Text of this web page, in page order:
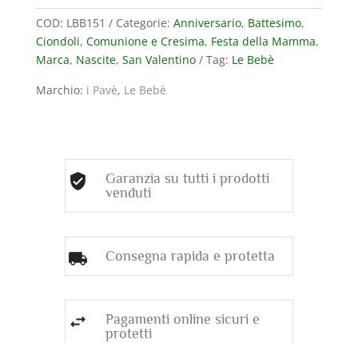
ORO
BIANCO
CON
PAVE’
CATENA
COD: LBB151 Categorie: Anniversario, Battesimo,
Ciondoli, Comunione e Cresima, Festa della Mamma,
Marca, Nascite, San Valentino Tag: Le Bebè
Marchio: i Pavè, Le Bebè
Garanzia su tutti i prodotti
venduti
Consegna rapida e protetta
Pagamenti online sicuri e
protetti